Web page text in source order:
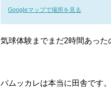
Googleマップで場所を見る
気球体験までまだ2時間あった
パムッカレは本当に田舎です。